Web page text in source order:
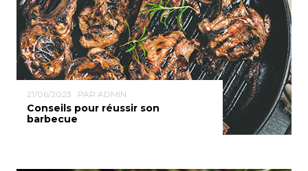
21/06/2023 PAR ADMIN
Conseils pour réussir son
barbecue